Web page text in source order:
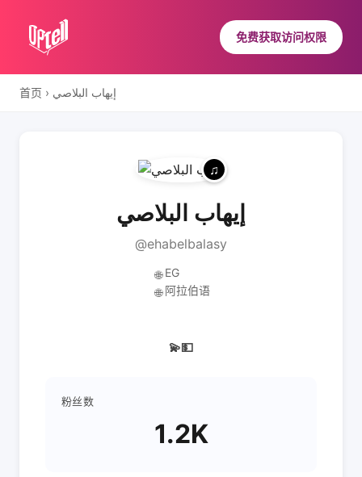
免费获取访问权限
首页 › إيهاب البلاصي
إيهاب البلاصي
@ehabelbalasy
🌐 EG
🌐 阿拉伯语
💫💵
粉丝数
1.2K